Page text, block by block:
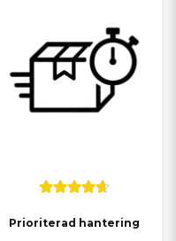
Prioriterad hantering